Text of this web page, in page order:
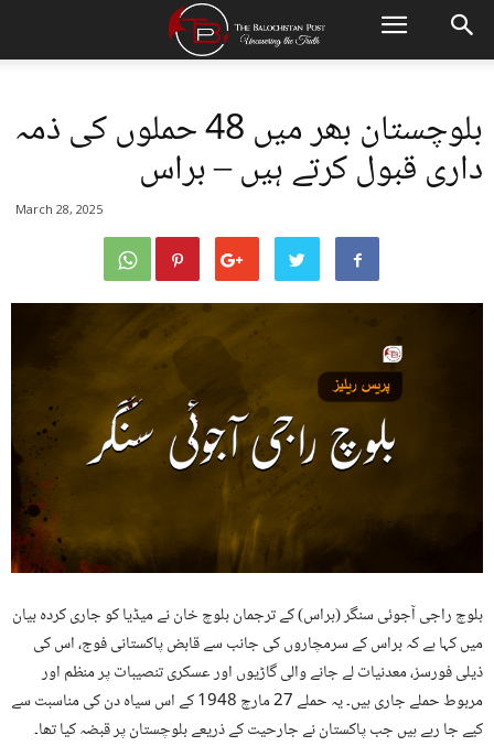
بلوچستان بھر میں 48 حملوں کی ذمہ
داری قبول کرتے ہیں – براس
March 28, 2025
بلوچ راجی آجوئی سنگر (براس) کے ترجمان بلوچ خان نے میڈیا کو جاری کردہ بیان
میں کہا ہے کہ براس کے سرمچاروں کی جانب سے قابض پاکستانی فوج، اس کی
ذیلی فورسز، معدنیات لے جانے والی گاڑیوں اور عسکری تنصیبات پر منظم اور
مربوط حملے جاری ہیں۔ یہ حملے 27 مارچ 1948 کے اس سیاہ دن کی مناسبت سے
کیے جا رہے ہیں جب پاکستان نے جارحیت کے ذریعے بلوچستان پر قبضہ کیا تھا۔